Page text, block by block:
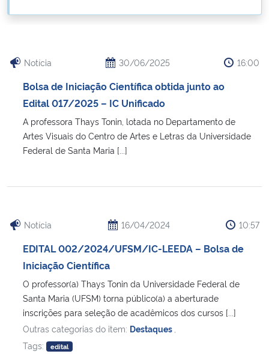
Ministério da Ciência, Tecnologia, Inovações e Comunicações
Ministério do Meio Ambiente
Controladoria-Geral da União
Ministério da Mulher, da Família e dos Direitos Humanos
Secretaria-Geral
Secretaria de Governo
Notícia 30/06/2025 16:00
Bolsa de Iniciação Científica obtida junto ao
Edital 017/2025 – IC Unificado
A professora Thays Tonin, lotada no Departamento de
Artes Visuais do Centro de Artes e Letras da Universidade
Federal de Santa Maria [...]
Notícia 16/04/2024 10:57
EDITAL 002/2024/UFSM/IC-LEEDA – Bolsa de
Iniciação Científica
O professor(a) Thays Tonin da Universidade Federal de
Santa Maria (UFSM) torna público(a) a aberturade
inscrições para seleção de acadêmicos dos cursos [...]
Outras categorias do item: Destaques
Tags:
edital